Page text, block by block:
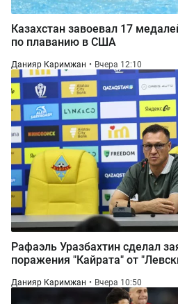
Казахстан завоевал 17
по плаванию в США
Данияр Каримжан Вчера 12:10
Рафаэль Уразбахтин сделал
поражения "Кайрата" от
Данияр Каримжан Вчера 10:50